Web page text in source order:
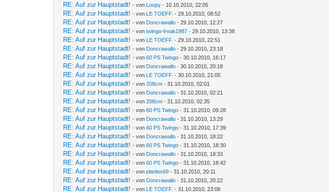
RE: Auf zur Hauptstadt! - von Loopy - 10.10.2010, 22:05
RE: Auf zur Hauptstadt! - von LE TOEFF. - 29.10.2010, 08:52
RE: Auf zur Hauptstadt! - von Doncrawallo - 29.10.2010, 12:27
RE: Auf zur Hauptstadt! - vontwingo-freak1987 - 29.10.2010, 13:38
RE: Auf zur Hauptstadt! - von LE TOEFF. - 29.10.2010, 22:51
RE: Auf zur Hauptstadt! - von Doncrawallo - 29.10.2010, 23:18
RE: Auf zur Hauptstadt! - von60 PS Twingo - 30.10.2010, 16:17
RE: Auf zur Hauptstadt! - von Doncrawallo - 30.10.2010, 20:18
RE: Auf zur Hauptstadt! - von LE TOEFF. - 30.10.2010, 21:05
RE: Auf zur Hauptstadt! - von208cm - 31.10.2010, 02:01
RE: Auf zur Hauptstadt! - von Doncrawallo - 31.10.2010, 02:21
RE: Auf zur Hauptstadt! - von208cm - 31.10.2010, 02:35
RE: Auf zur Hauptstadt! - von60 PS Twingo - 31.10.2010, 09:28
RE: Auf zur Hauptstadt! - von Doncrawallo - 31.10.2010, 13:29
RE: Auf zur Hauptstadt! - von60 PS Twingo - 31.10.2010, 17:39
RE: Auf zur Hauptstadt! - von Doncrawallo - 31.10.2010, 18:22
RE: Auf zur Hauptstadt! - von60 PS Twingo - 31.10.2010, 18:30
RE: Auf zur Hauptstadt! - von Doncrawallo - 31.10.2010, 18:33
RE: Auf zur Hauptstadt! - von60 PS Twingo - 31.10.2010, 18:42
RE: Auf zur Hauptstadt! - vonplanlos69 - 31.10.2010, 20:11
RE: Auf zur Hauptstadt! - von Doncrawallo - 31.10.2010, 20:22
RE: Auf zur Hauptstadt! - von LE TOEFF. - 31.10.2010, 23:06